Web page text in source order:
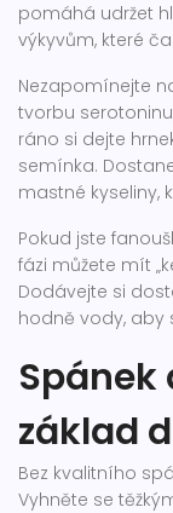
pomáhá udržet
výkyvům, které
Nezapomínejte
tvorbu
ráno si dejte
semínka.
mastné kyseliny,
Pokud jste
fázi můžete mít
Dodávejte si
hodně vody, aby
Spánek
základ
Bez kvalitního
Vyhněte se